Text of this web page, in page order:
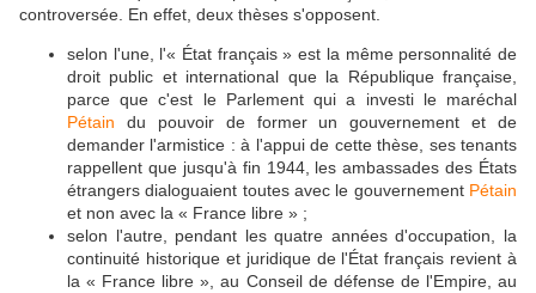
controversée. En effet, deux thèses s'opposent.
selon l'une, l'« État français » est la même personnalité de
droit public et international que la République française,
parce que c'est le Parlement qui a investi le maréchal
Pétain du pouvoir de former un gouvernement et de
demander l'armistice : à l'appui de cette thèse, ses tenants
rappellent que jusqu'à fin 1944, les ambassades des États
étrangers dialoguaient toutes avec le gouvernement Pétain
et non avec la « France libre » ;
selon l'autre, pendant les quatre années d'occupation, la
continuité historique et juridique de l'État français revient à
la « France libre », au Conseil de défense de l'Empire, au